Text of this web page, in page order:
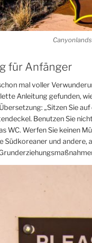
für Anfänger
mal voller
Anleitung gefunden,
„Sitzen Sie
Benutzen Sie
WC. Werfen Sie keinen
Südkoreaner und